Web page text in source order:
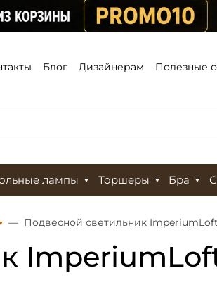
Блог Дизайнерам Полезные
лампы Торшеры Бра
Подвесной светильник ImperiumLoft
ImperiumLoft